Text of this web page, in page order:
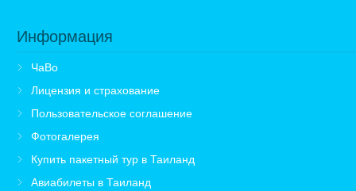
Информация
ЧаВо
Лицензия и страхование
Пользовательское соглашение
Фотогалерея
Купить пакетный тур в Таиланд
Авиабилеты в Таиланд